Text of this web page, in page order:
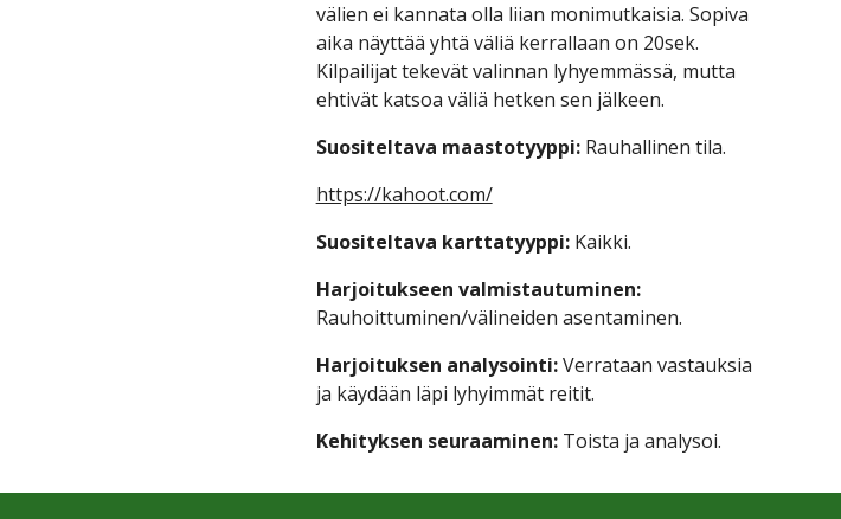
välien ei kannata olla liian monimutkaisia. Sopiva
aika näyttää yhtä väliä kerrallaan on 20sek.
Kilpailijat tekevät valinnan lyhyemmässä, mutta
ehtivät katsoa väliä hetken sen jälkeen.
Suositeltava maastotyyppi: Rauhallinen tila.
https://kahoot.com/
Suositeltava karttatyyppi: Kaikki.
Harjoitukseen valmistautuminen:
Rauhoittuminen/välineiden asentaminen.
Harjoituksen analysointi: Verrataan vastauksia
ja käydään läpi lyhyimmät reitit.
Kehityksen seuraaminen: Toista ja analysoi.